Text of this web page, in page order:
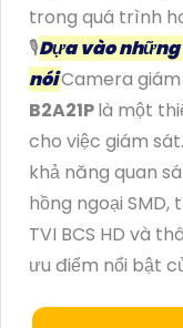
trong quá trình
🎙Dựa vào
nóiCamera
B2A21Plà một
cho việc giám
khả năng quan
hồng ngoại
TVI BCS HD và
ưu điểm nổi bật